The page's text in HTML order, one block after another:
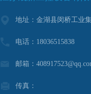
地址：金湖县闵桥工业
电话：18036515838
邮箱：
传真：